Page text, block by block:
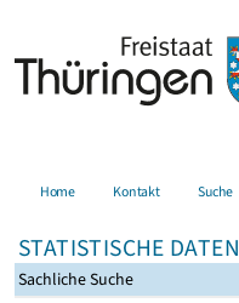
Home Kontakt Suche
STATISTISCHE DATEN
Sachliche Suche